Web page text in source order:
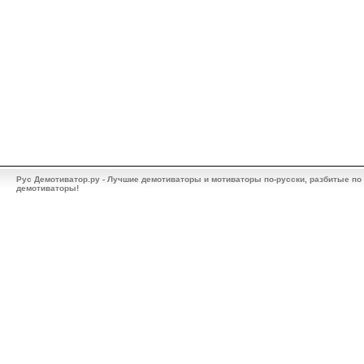
Рус Демотиватор.ру - Лучшие демотиваторы и мотиваторы по-русски, разбитые
демотиваторы!